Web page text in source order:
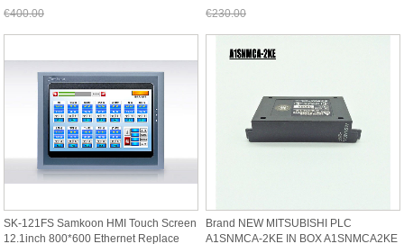
€400.00
€230.00
SK-121FS Samkoon HMI Touch Screen
12.1inch 800*600 Ethernet Replace
Brand NEW MITSUBISHI PLC
A1SNMCA-2KE IN BOX A1SNMCA2KE